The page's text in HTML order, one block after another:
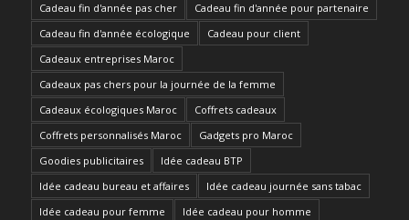
Cadeau fin d'année pas cher
Cadeau fin d'année pour partenaire
Cadeau fin d'année écologique
Cadeau pour client
Cadeaux entreprises Maroc
Cadeaux pas chers pour la journée de la femme
Cadeaux écologiques Maroc
Coffrets cadeaux
Coffrets personnalisés Maroc
Gadgets pro Maroc
Goodies publicitaires
Idée cadeau BTP
Idée cadeau bureau et affaires
Idée cadeau journée sans tabac
Idée cadeau pour femme
Idée cadeau pour homme